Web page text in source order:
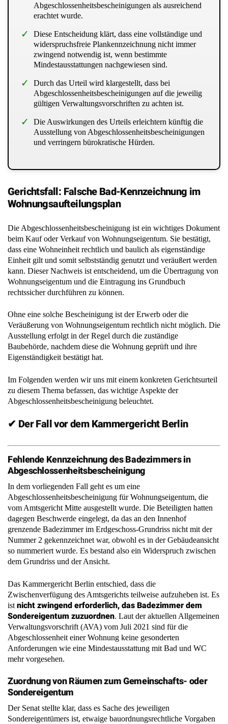
Abgeschlossenheitsbescheinigungen als ausreichend
erachtet wurde.
Diese Entscheidung klärt, dass eine vollständige und
widerspruchsfreie Plankennzeichnung nicht immer
zwingend notwendig ist, wenn bestimmte
Mindestausstattungen nachgewiesen sind.
Durch das Urteil wird klargestellt, dass bei
Abgeschlossenheitsbescheinigungen auf die jeweilig
gültigen Verwaltungsvorschriften zu achten ist.
Die Auswirkungen des Urteils erleichtern künftig die
Ausstellung von Abgeschlossenheitsbescheinigungen
und verringern bürokratische Hürden.
Gerichtsfall: Falsche Bad-Kennzeichnung im
Wohnungsaufteilungsplan
Die Abgeschlossenheitsbescheinigung ist ein wichtiges Dokument
beim Kauf oder Verkauf von Wohnungseigentum. Sie bestätigt,
dass eine Wohneinheit rechtlich und baulich als eigenständige
Einheit gilt und somit selbstständig genutzt und veräußert werden
kann. Dieser Nachweis ist entscheidend, um die Übertragung von
Wohnungseigentum und die Eintragung ins Grundbuch
rechtssicher durchführen zu können.
Ohne eine solche Bescheinigung ist der Erwerb oder die
Veräußerung von Wohnungseigentum rechtlich nicht möglich. Die
Ausstellung erfolgt in der Regel durch die zuständige
Baubehörde, nachdem diese die Wohnung geprüft und ihre
Eigenständigkeit bestätigt hat.
Im Folgenden werden wir uns mit einem konkreten Gerichtsurteil
zu diesem Thema befassen, das wichtige Aspekte der
Abgeschlossenheitsbescheinigung beleuchtet.
✔ Der Fall vor dem Kammergericht Berlin
Fehlende Kennzeichnung des Badezimmers in
Abgeschlossenheitsbescheinigung
In dem vorliegenden Fall geht es um eine
Abgeschlossenheitsbescheinigung für Wohnungseigentum, die
vom Amtsgericht Mitte ausgestellt wurde. Die Beteiligten hatten
dagegen Beschwerde eingelegt, da das an den Innenhof
grenzende Badezimmer im Erdgeschoss-Grundriss nicht mit der
Nummer 2 gekennzeichnet war, obwohl es in der Gebäudeansicht
so nummeriert wurde. Es bestand also ein Widerspruch zwischen
dem Grundriss und der Ansicht.
Das Kammergericht Berlin entschied, dass die
Zwischenverfügung des Amtsgerichts teilweise aufzuheben ist. Es
ist nicht zwingend erforderlich, das Badezimmer dem
Sondereigentum zuzuordnen. Laut der aktuellen Allgemeinen
Verwaltungsvorschrift (AVA) vom Juli 2021 sind für die
Abgeschlossenheit einer Wohnung keine gesonderten
Anforderungen wie eine Mindestausstattung mit Bad und WC
mehr vorgesehen.
Zuordnung von Räumen zum Gemeinschafts- oder
Sondereigentum
Der Senat stellte klar, dass es Sache des jeweiligen
Sondereigentümers ist, etwaige bauordnungsrechtliche Vorgaben